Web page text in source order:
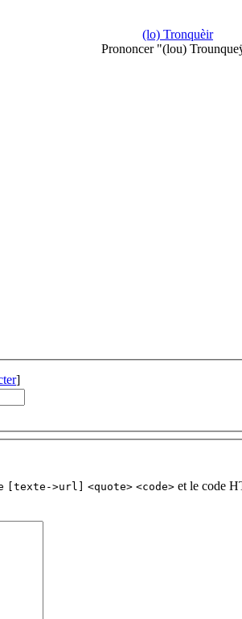
(lo) Tronquèir
Prononcer "(lou)
]
[texte->url] <quote> <code> et le code